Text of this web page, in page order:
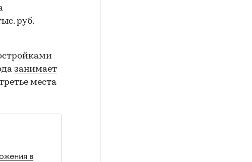
руб.
занимает
места
в